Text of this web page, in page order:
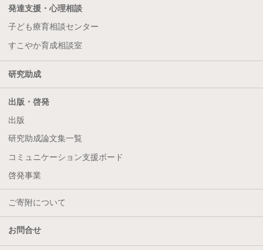
発達支援・心理相談
子ども療育相談センター
すこやか育成相談室
研究助成
出版・啓発
出版
研究助成論文集一覧
コミュニケーション支援ボード
啓発事業
ご寄附について
お問合せ